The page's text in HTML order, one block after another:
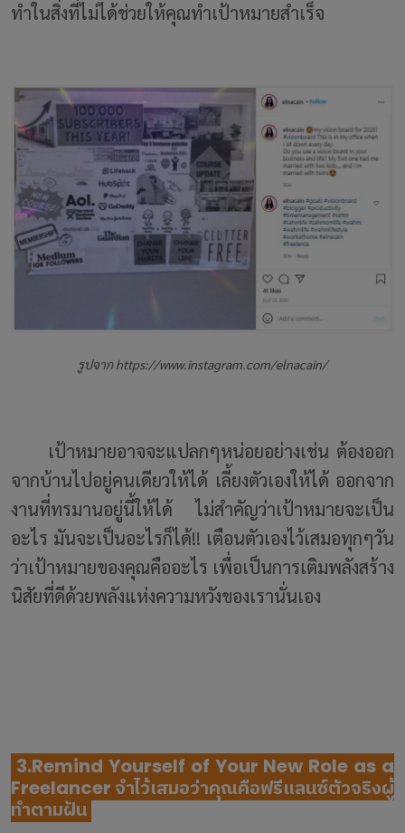
ทำในสิ่งที่ไม่ได้ช่วยให้คุณทำเป้าหมายสำเร็จ
รูปจาก https://www.instagram.com/elnacain/
เป้าหมายอาจจะแปลกๆหน่อยอย่างเช่น ต้องออก
จากบ้านไปอยู่คนเดียวให้ได้ เลี้ยงตัวเองให้ได้ ออกจาก
งานที่ทรมานอยู่นี้ให้ได้ ไม่สำคัญว่าเป้าหมายจะเป็น
อะไร มันจะเป็นอะไรก็ได้!! เตือนตัวเองไว้เสมอทุกๆวัน
ว่าเป้าหมายของคุณคืออะไร เพื่อเป็นการเติมพลังสร้าง
นิสัยที่ดีด้วยพลังแห่งความหวังของเรานั่นเอง
3.Remind Yourself of Your New Role as a
Freelancer จำไว้เสมอว่าคุณคือฟรีแลนซ์ตัวจริงผู้
ทำตามฝัน